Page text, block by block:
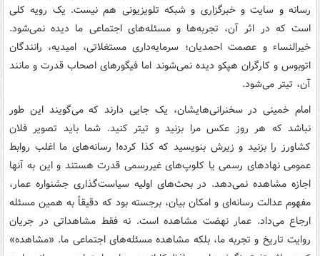
رسانه و سایت و خبرگزاری و شبکه تلویزیونی هم نیست. یک رویه کلی
است که در اثر آن، تجربه‌ها و مسئله‌های اجتماعی ما دیده نمی‌شود.
خیرالنساء و عصمت احمدیان؛ سرمایه‌داری مستغلاتی، امیدیه، رانندگان
اتوبوس و کارگران هپکو دیده نمی‌شوند اما فیگورهای اصحاب قدرت و مانند
آن، تیتر می‌شود.
امام خمینی در سخنرانی‌هایشان، یک جایی دارند که می‌گویند این طور
نباشد که هر روز عکس مرا بزنید و تیتر کنید. شما باید تصویر فلان
کشاورز را بزنید و زیرش بنویسید که کذا کرده! رسانه‌های ما اغلب روابط
عمومی نهادهای رسمی یا کلوپ‌های غیررسمی قدرت هستند و این به آنها
اجازه مشاهده نمی‌دهد. در بحث‌های اولیه سیاست‌گذاری جشنواره عمار،
مفهوم عدالت رسانه‌ای و امکان بیان، برجسته بود که دقیقاً به همین مسئله
ارجاع می‌داد. عمار نهضت مشاهده است. نه فقط مشاهداتی در جریان
روایت تاریخ و تجربه ما، بلکه مشاهده مسئله‌های اجتماعی ما. «مشاهده»